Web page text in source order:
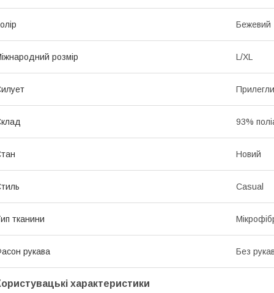
Бежевий
розмір L/XL
93%
Новий
Casual
тканини
рукава Без
характеристики